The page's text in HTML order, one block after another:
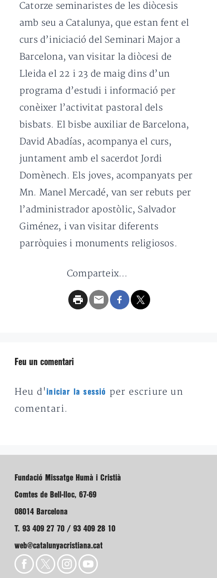
Catorze seminaristes de les diòcesis
amb seu a Catalunya, que estan fent el
curs d’iniciació del Seminari Major a
Barcelona, van visitar la diòcesi de
Lleida el 22 i 23 de maig dins d’un
programa d’estudi i informació per
conèixer l’activitat pastoral dels
bisbats. El bisbe auxiliar de Barcelona,
David Abadías, acompanya el curs,
juntament amb el sacerdot Jordi
Domènech. Els joves, acompanyats per
Mn. Manel Mercadé, van ser rebuts per
l’administrador apostòlic, Salvador
Giménez, i van visitar diferents
parròquies i monuments religiosos.
Comparteix...
Feu un comentari
Heu d'iniciar la sessió
per escriure un
comentari.
Fundació Missatge Humà i Cristià
Comtes de Bell-lloc, 67-69
08014 Barcelona
T. 93 409 27 70 / 93 409 28 10
web@catalunyacristiana.cat